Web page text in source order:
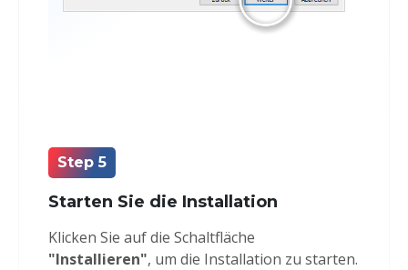
Step 5
Starten Sie die Installation
Klicken Sie auf die Schaltfläche
"Installieren", um die Installation zu starten.